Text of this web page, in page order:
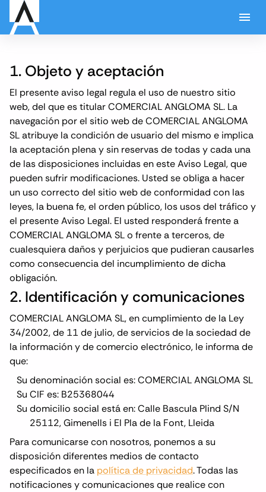
1. Objeto y aceptación
El presente aviso legal regula el uso de nuestro sitio
web, del que es titular COMERCIAL ANGLOMA SL. La
navegación por el sitio web de COMERCIAL ANGLOMA
SL atribuye la condición de usuario del mismo e implica
la aceptación plena y sin reservas de todas y cada una
de las disposiciones incluidas en este Aviso Legal, que
pueden sufrir modificaciones. Usted se obliga a hacer
un uso correcto del sitio web de conformidad con las
leyes, la buena fe, el orden público, los usos del tráfico y
el presente Aviso Legal. El usted responderá frente a
COMERCIAL ANGLOMA SL o frente a terceros, de
cualesquiera daños y perjuicios que pudieran causarles
como consecuencia del incumplimiento de dicha
obligación.
2. Identificación y comunicaciones
COMERCIAL ANGLOMA SL, en cumplimiento de la Ley
34/2002, de 11 de julio, de servicios de la sociedad de
la información y de comercio electrónico, le informa de
que:
Su denominación social es: COMERCIAL ANGLOMA SL
Su CIF es: B25368044
Su domicilio social está en: Calle Bascula Plind S/N
25112, Gimenells i El Pla de la Font, Lleida
Para comunicarse con nosotros, ponemos a su
disposición diferentes medios de contacto
especificados en la política de privacidad. Todas las
notificaciones y comunicaciones que realice con